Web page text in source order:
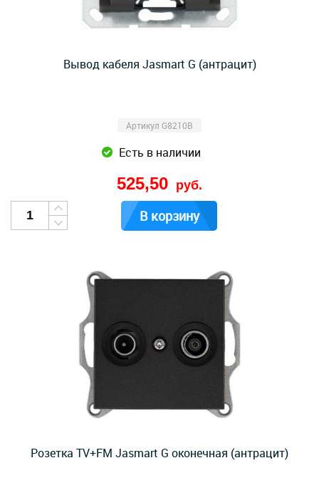
Вывод кабеля Jasmart G (антрацит)
Артикул G8210B
Есть в наличии
525,50 руб.
В корзину
Розетка TV+FM Jasmart G оконечная (антрацит)